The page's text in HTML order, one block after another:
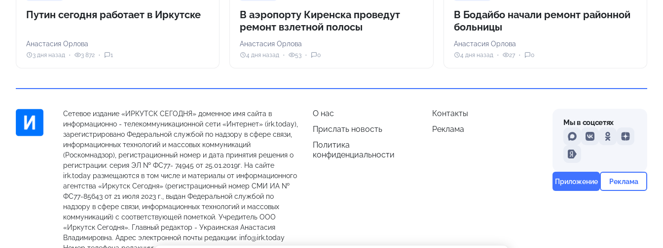
Путин сегодня работает в Иркутске
Анастасия Орлова
3 дня назад 3 872 1
В аэропорту Киренска проведут
ремонт взлетной полосы
Анастасия Орлова
4 дня назад 53 0
В Бодайбо начали ремонт районной
больницы
Анастасия Орлова
4 дня назад 27 0
Сетевое издание «ИРКУТСК СЕГОДНЯ» доменное имя сайта в
информационно - телекоммуникационной сети «Интернет» (irk.today),
зарегистрировано Федеральной службой по надзору в сфере связи,
информационных технологий и массовых коммуникаций
(Роскомнадзор), регистрационный номер и дата принятия решения о
регистрации: серия ЭЛ № ФС77- 74945 от 25.01.2019г. На сайте
irk.today размещаются в том числе и материалы от информационного
агентства «Иркутск Сегодня» (регистрационный номер СМИ ИА №
ФС77-85643 от 21 июля 2023 г., выдан Федеральной службой по
надзору в сфере связи, информационных технологий и массовых
коммуникаций) с соответствующей пометкой. Учредитель ООО
«Иркутск Сегодня». Главный редактор - Украинская Анастасия
Владимировна. Адрес электронной почты редакции: info@irk.today
О нас
Контакты
Прислать новость
Реклама
Политика
конфиденциальности
Мы в соцсетях
MAXVKontakteOdnoklassniki
Dzen
Yandex
Приложение Реклама